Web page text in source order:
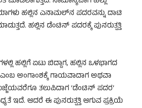
ಹಲ್ಲಿನ ಎನಾಮಲ್‍ನ ಪದರವನ್ನು ದಾಟಿ
ಹಲ್ಲಿನ ಡೆಂಟಿನ್ ಪದರಕ್ಕೆ ಪುನರುತ್ಪತ್ತಿ
ಹಲ್ಲಿಗೆ ಏಟು ಬಿದ್ದಾಗ, ಹಲ್ಲಿನ ಒಳಭಾಗದ
ಅಂಗಾಂಶಕ್ಕೆ ಗಾಯವಾದಾಗ ಅಥವಾ
ತಲುಪಿದಾಗ ‘ಡೆಂಟಿನ್ ಪದರ’
ಇದೆ. ಆದರೆ ಈ ಪುನರುತ್ಪತ್ತಿ ಆಗುವ ಪ್ರಕ್ರಿಯೆ